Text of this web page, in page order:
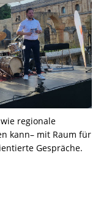
regionale
kann– mit Raum für
Gespräche.